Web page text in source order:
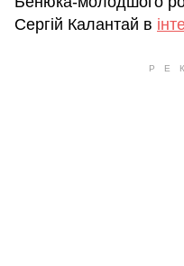
Сергій Калантай в